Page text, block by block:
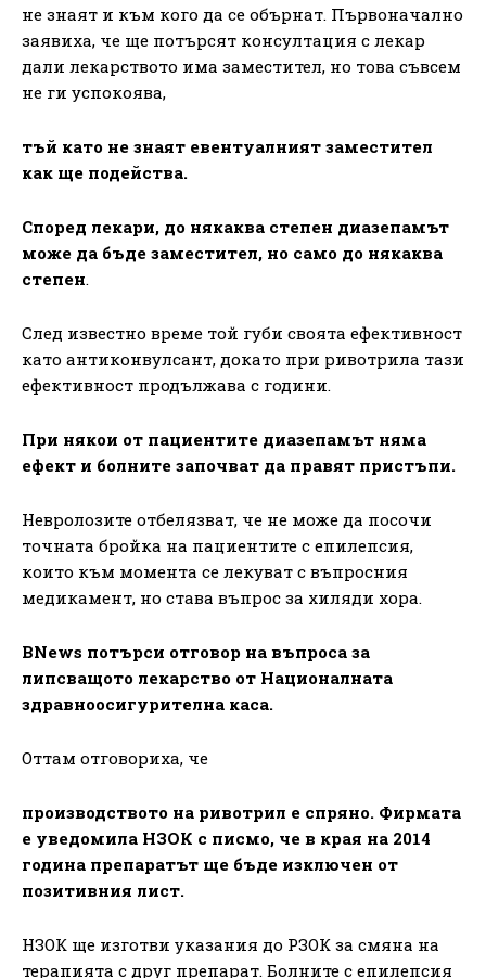
не знаят и към кого да се обърнат. Първоначално
заявиха, че ще потърсят консултация с лекар
дали лекарството има заместител, но това съвсем
не ги успокоява,
тъй като не знаят евентуалният заместител
как ще подейства.
Според лекари, до някаква степен диазепамът
може да бъде заместител, но само до някаква
степен.
След известно време той губи своята ефективност
като антиконвулсант, докато при ривотрила тази
ефективност продължава с години.
При някои от пациентите диазепамът няма
ефект и болните започват да правят пристъпи.
Невролозите отбелязват, че не може да посочи
точната бройка на пациентите с епилепсия,
които към момента се лекуват с въпросния
медикамент, но става въпрос за хиляди хора.
BNews потърси отговор на въпроса за
липсващото лекарство от Националната
здравноосигурителна каса.
Оттам отговориха, че
производството на ривотрил е спряно. Фирмата
е уведомила НЗОК с писмо, че в края на 2014
година препаратът ще бъде изключен от
позитивния лист.
НЗОК ще изготви указания до РЗОК за смяна на
терапията с друг препарат. Болните с епилепсия